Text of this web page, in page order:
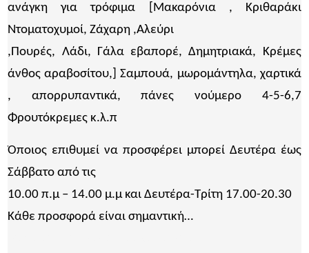
ανάγκη για τρόφιμα [Μακαρόνια , Κριθαράκι
Ντοματοχυμοί, Ζάχαρη ,Αλεύρι
,Πουρές, Λάδι, Γάλα εβαπορέ, Δημητριακά, Κρέμες
άνθος αραβοσίτου,] Σαμπουά, μωρομάντηλα, χαρτικά
, απορρυπαντικά, πάνες νούμερο 4-5-6,7
Φρουτόκρεμες κ.λ.π
Όποιος επιθυμεί να προσφέρει μπορεί Δευτέρα έως
Σάββατο από τις
10.00 π.μ – 14.00 μ.μ και Δευτέρα-Τρίτη 17.00-20.30
Κάθε προσφορά είναι σημαντική…